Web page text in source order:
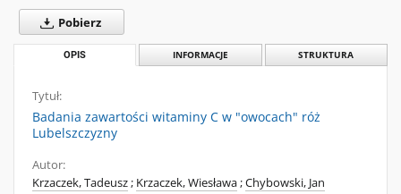
Pobierz
OPIS INFORMACJE STRUKTURA
Tytuł:
Badania zawartości witaminy C w "owocach" róż
Lubelszczyzny
Autor:
Krzaczek, Tadeusz; Krzaczek, Wiesława;Chybowski, Jan